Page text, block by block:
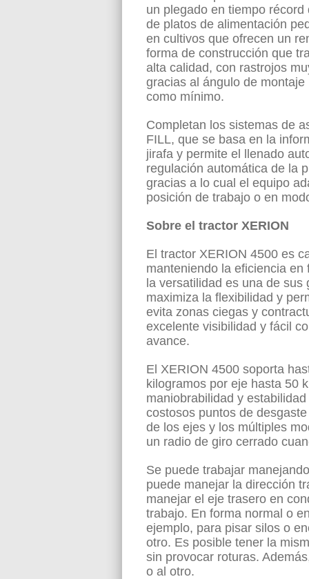
un plegado en tiempo
de platos de alimentación
en cultivos que ofrecen un
forma de construcción que
alta calidad, con rastrojos
gracias al ángulo de
como mínimo.
Completan los sistemas de
FILL, que se basa en la
jirafa y permite el llenado
regulación automática de la
gracias a lo cual el equipo
posición de trabajo o en
Sobre el tractor XERION
El tractor XERION 4500 es
manteniendo la eficiencia
la versatilidad es una de
maximiza la flexibilidad y
evita zonas ciegas y
excelente visibilidad y fácil
avance.
El XERION 4500 soporta
kilogramos por eje hasta 50
maniobrabilidad y
costosos puntos de
de los ejes y los múltiples
un radio de giro cerrado
Se puede trabajar
puede manejar la dirección
manejar el eje trasero en
trabajo. En forma normal o
ejemplo, para pisar silos o
otro. Es posible tener la
sin provocar roturas.
o al otro.